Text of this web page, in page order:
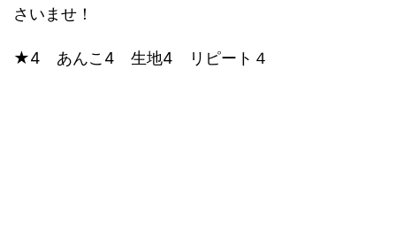
さいませ！
★4 あんこ4 生地4 リピート４